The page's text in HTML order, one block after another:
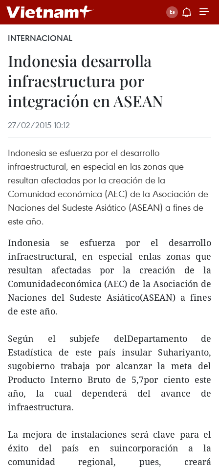
INTERNACIONAL
Indonesia desarrolla
infraestructura por
integración en ASEAN
27/02/2015 10:12
Indonesia se esfuerza por el desarrollo
infraestructural, en especial en las zonas que
resultan afectadas por la creación de la
Comunidad económica (AEC) de la Asociación de
Naciones del Sudeste Asiático (ASEAN) a fines de
este año.
Indonesia se esfuerza por el desarrollo
infraestructural, en especial enlas zonas que
resultan afectadas por la creación de la
Comunidadeconómica (AEC) de la Asociación de
Naciones del Sudeste Asiático(ASEAN) a fines
de este año.
Según el subjefe delDepartamento de
Estadística de este país insular Suhariyanto,
sugobierno trabaja por alcanzar la meta del
Producto Interno Bruto de 5,7por ciento este
año, la cual dependerá del avance de
infraestructura.
La mejora de instalaciones será clave para el
éxito del país en suincorporación a la
comunidad regional, pues, creará